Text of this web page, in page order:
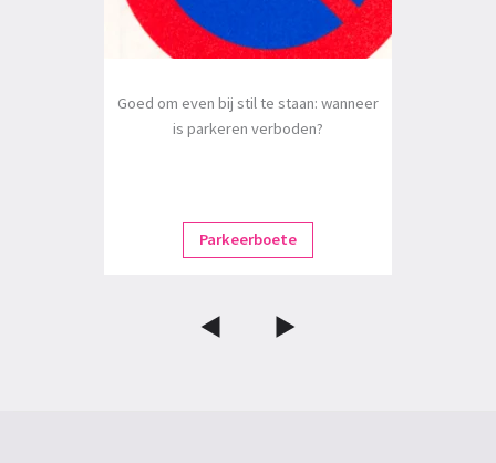
Goed om even bij stil te staan: wanneer
is parkeren verboden?
Parkeerboete